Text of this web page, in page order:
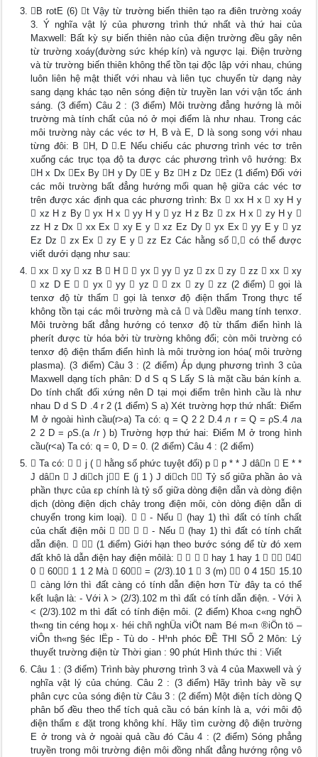
B rotE (6) t Vậy từ trường biến thiên tạo ra điên trường xoáy
3. Ý nghĩa vật lý của phương trình thứ nhất và thứ hai của
Maxwell: Bất kỳ sự biến thiên nào của điện trường đều gây nên
từ trường xoáy(đường sức khép kín) và ngược lại. Điện trường
và từ trường biến thiên không thể tồn tại độc lập với nhau, chúng
luôn liên hệ mật thiết với nhau và liên tục chuyển từ dạng này
sang dạng khác tạo nên sóng điện từ truyền lan với vận tốc ánh
sáng. (3 điểm) Câu 2 : (3 điểm) Môi trường đẳng hướng là môi
trường mà tính chất của nó ở mọi điểm là như nhau. Trong các
môi trường này các véc tơ H, B và E, D là song song với nhau
từng đôi: B H, D .E Nếu chiếu các phương trình véc tơ trên
xuống các trục tọa độ ta được các phương trình vô hướng: Bx
H x Dx Ex By H y Dy E y Bz H z Dz Ez (1 điểm) Đối với
các môi trường bất đẳng hướng mối quan hệ giữa các véc tơ
trên được xác định qua các phương trình: Bx  xx H x  xy H y
 xz H z By  yx H x  yy H y  yz H z Bz  zx H x  zy H y 
zz H z Dx  xx Ex  xy E y  xz Ez Dy  yx Ex  yy E y  yz
Ez Dz  zx Ex  zy E y  zz Ez Các hằng số , có thể được
viết dưới dạng như sau:
 xx  xy  xz B  H   yx  yy  yz  zx  zy  zz  xx  xy
 xz D E   yx  yy  yz   zx  zy  zz (2 điểm)  gọi là
tenxơ độ từ thẩm  gọi là tenxơ độ điện thẩm Trong thực tế
không tồn tại các môi trường mà cả  và đều mang tính tenxơ.
Môi trường bất đẳng hướng có tenxơ độ từ thẩm điển hình là
pherít được từ hóa bởi từ trường không đổi; còn môi trường có
tenxơ độ điện thẩm điển hình là môi trường ion hóa( môi trường
plasma). (3 điểm) Câu 3 : (2 điểm) Áp dụng phương trình 3 của
Maxwell dạng tích phân: D d S q S Lấy S là mặt cầu bán kính a.
Do tính chất đối xứng nên D tại mọi điểm trên hình cầu là như
nhau D d S D .4 r 2 (1 điểm) S a) Xét trường hợp thứ nhất: Điểm
M ở ngoài hình cầu(r>a) Ta có: q = Q 2 2 D.4 л r = Q = ρS.4 лa
2 2 D = ρS.(a /r ) b) Trường hợp thứ hai: Điểm M ở trong hình
cầu(r<a) Ta có: q = 0, D = 0. (2 điểm) Câu 4 : (2 điểm)
 Ta có:   j (  hằng số phức tuyệt đối) p  p * * J dân  E * *
J dân  J dich j E (j 1 ) J dich  Tỷ số giữa phần ảo và
phần thực của εp chính là tỷ số giữa dòng điện dẫn và dòng điện
dịch (dòng điện dịch chảy trong điện môi, còn dòng điện dẫn di
chuyển trong kim loại).   - Nếu  (hay 1) thì đất có tính chất
của chất điện môi     - Nếu  (hay 1) thì đất có tính chất
dẫn điện.   (1 điểm) Giới hạn theo bước sóng để từ đó xem
đất khô là dẫn điện hay điện môilà:     hay 1 hay 1   4
0  60 1 1 2 Mà  60 = (2/3).10 1  3 (m)  0 4 15 15.10
 càng lớn thì đất càng có tính dẫn điện hơn Từ đây ta có thể
kết luận là: - Với λ > (2/3).102 m thì đất có tính dẫn điện. - Với λ
< (2/3).102 m thì đất có tính điện môi. (2 điểm) Khoa c«ng nghÖ
th«ng tin céng hoµ x· héi chñ nghÜa viÖt nam Bé m«n ®iÖn tö –
viÔn th«ng §éc lËp - Tù do - H¹nh phóc ĐỀ THI SỐ 2 Môn: Lý
thuyết trường điện từ Thời gian : 90 phút Hình thức thi : Viết
Câu 1 : (3 điểm) Trình bày phương trình 3 và 4 của Maxwell và ý
nghĩa vật lý của chúng. Câu 2 : (3 điểm) Hãy trình bày về sự
phân cực của sóng điện từ Câu 3 : (2 điểm) Một điện tích dòng Q
phân bố đều theo thể tích quả cầu có bán kính là a, với môi độ
điện thẩm ε đặt trong không khí. Hãy tìm cường độ điện trường
E ở trong và ở ngoài quả cầu đó Câu 4 : (2 điểm) Sóng phẳng
truyền trong môi trường điện môi đồng nhất đẳng hướng rộng vô